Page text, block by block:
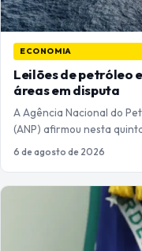
ECONOMIA
Leilões de petróleo
áreas em disputa
A Agência Nacional do
(ANP) afirmou nesta
6 de agosto de 2026